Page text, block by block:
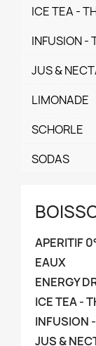
ICE TEA -
INFUSION -
JUS &
LIMONADE
SCHORLE
SODAS
APERITIF
EAUX
ENERGY
ICE TEA -
INFUSION
JUS &